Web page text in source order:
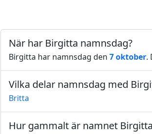
När har Birgitta namnsdag?
Birgitta har namnsdag den 7 oktober.
Vilka delar namnsdag med
Britta
Hur gammalt är namnet